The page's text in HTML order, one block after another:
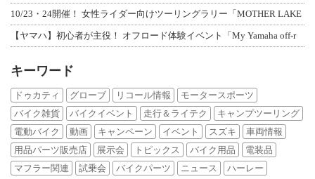
10/23・24開催！ 女性ライダー向けツーリングラリー「MOTHER LAKE
【ヤマハ】初心者が主役！ オフロード体験イベント「My Yamaha off-r
キーワード
ドゥカティ グローブ リコール情報
モータースポーツ
バイク雑貨
バイクイベント 走行＆ライテク
キャンプツーリング
電動バイク
動画 キャンペーン イベント スズキ
車両情報
用品パーツ販売店
展示会 トピックス バイク用品
電装品
マフラー関連
試乗会 バイクパーツ ニュース
ハーレー